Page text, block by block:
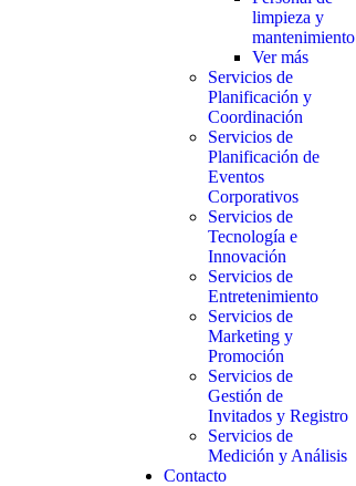
limpieza y
mantenimiento
Ver más
Servicios de
Planificación y
Coordinación
Servicios de
Planificación de
Eventos
Corporativos
Servicios de
Tecnología e
Innovación
Servicios de
Entretenimiento
Servicios de
Marketing y
Promoción
Servicios de
Gestión de
Invitados y Registro
Servicios de
Medición y Análisis
Contacto